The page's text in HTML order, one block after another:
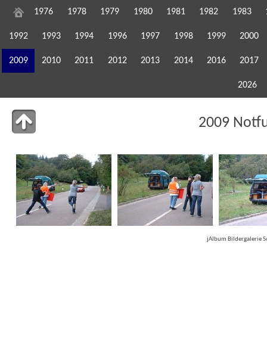
1976 1978 1979 1980 1981 1982 1983
1992 1993 1994 1996 1997 1998 1999 2000
2009 2010 2011 2012 2013 2014 2016 2017
2026
2009
jAlbum Bildergalerie